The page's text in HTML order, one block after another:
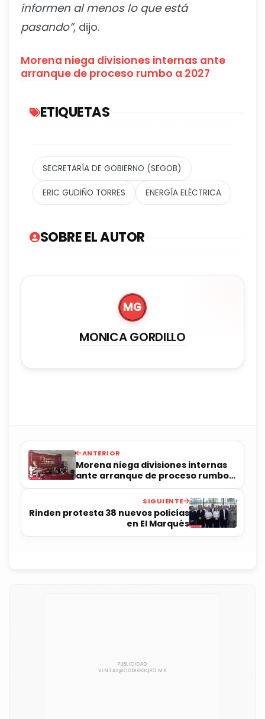
informen al menos lo que está
pasando”, dijo.
Morena niega divisiones internas ante
arranque de proceso rumbo a 2027
ETIQUETAS
SECRETARÍA DE GOBIERNO (SEGOB)
ERIC GUDIÑO TORRES ENERGÍA ELÉCTRICA
SOBRE EL AUTOR
MG
MONICA GORDILLO
ANTERIOR
Morena niega divisiones internas
ante arranque de proceso rumbo a
2027
SIGUIENTE
Rinden protesta 38 nuevos policías
en El Marqués